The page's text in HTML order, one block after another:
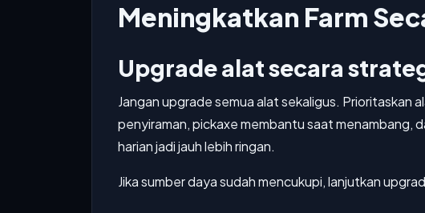
Meningkatkan Farm
Upgrade alat secara
Jangan upgrade semua alat sekaligus. Prioritaskan
penyiraman, pickaxe membantu saat menambang,
harian jadi jauh lebih ringan.
Jika sumber daya sudah mencukupi, lanjutkan